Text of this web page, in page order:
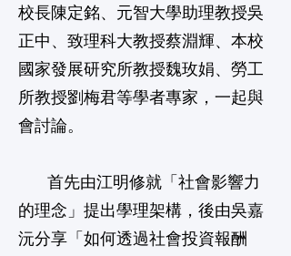
校長陳定銘、元智大學助理教授吳
正中、致理科大教授蔡淵輝、本校
國家發展研究所教授魏玫娟、勞工
所教授劉梅君等學者專家，一起與
會討論。
首先由江明修就「社會影響力
的理念」提出學理架構，後由吳嘉
沅分享「如何透過社會投資報酬